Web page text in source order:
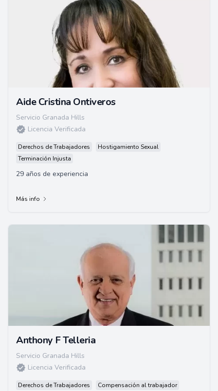
Aide Cristina Ontiveros
Servicio Granada Hills
Licencia Verificada
Derechos de Trabajadores
Hostigamiento Sexual
Terminación Injusta
29 años de experiencia
Más info
Anthony F Telleria
Servicio Granada Hills
Licencia Verificada
Derechos de Trabajadores Compensación al trabajador